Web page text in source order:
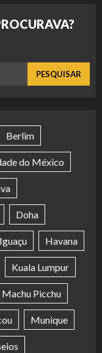
Berlim
do México
Doha
Havana
Kuala Lumpur
Machu Picchu
Munique